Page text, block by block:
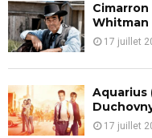
Whitman
17 juillet
Aquarius
17 juillet